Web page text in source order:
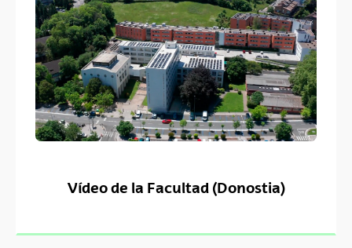
Vídeo de la Facultad (Donostia)